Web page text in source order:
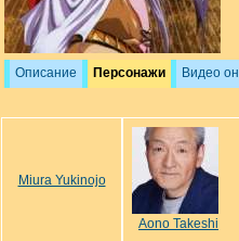
Описание Персонажи Видео
Miura Yukinojo
Aono Takeshi